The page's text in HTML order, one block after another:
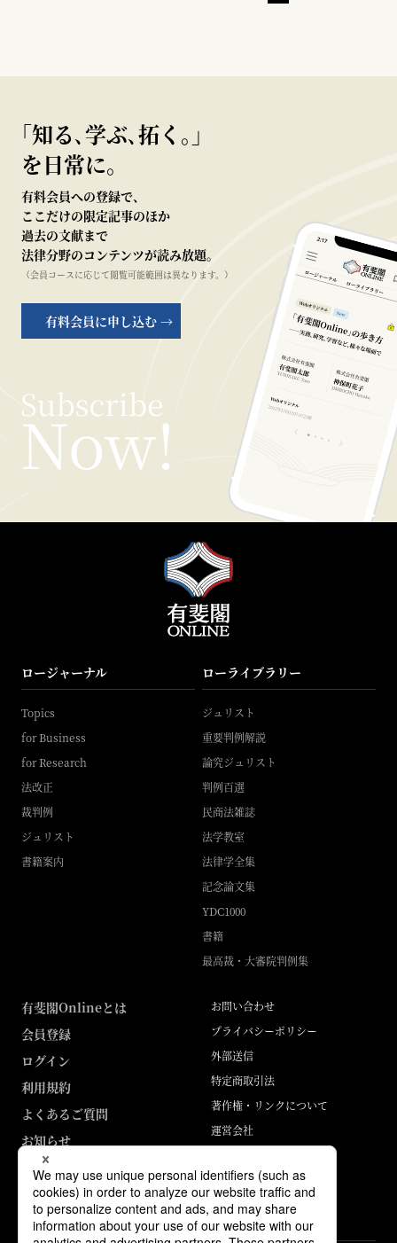
｢知る､学ぶ､拓く｡｣
を日常に。
有料会員への登録で、
ここだけの限定記事のほか
過去の文献まで
法律分野のコンテンツが読み放題。
（会員コースに応じて閲覧可能範囲は異なります。）
有料会員に申し込む →
ロージャーナル
Topics
for Business
for Research
法改正
裁判例
ジュリスト
書籍案内
ローライブラリー
ジュリスト
重要判例解説
論究ジュリスト
判例百選
民商法雑誌
法学教室
法律学全集
記念論文集
YDC1000
書籍
最高裁・大審院判例集
有斐閣Onlineとは
会員登録
ログイン
利用規約
よくあるご質問
お知らせ
お問い合わせ
プライバシーポリシー
外部送信
特定商取引法
著作権・リンクについて
運営会社